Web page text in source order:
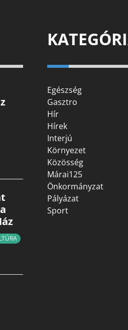
Egészség
Gasztro
Hír
Hírek
Interjú
Környezet
Közösség
Márai125
Önkormányzat
Pályázat
Sport